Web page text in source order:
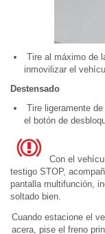
Tire al máximo de
inmovilizar el
Destensado
Tire ligeramente
el botón de
Con el
testigo STOP,
pantalla multifunción,
soltado bien.
Cuando estacione el
acera, pise el freno